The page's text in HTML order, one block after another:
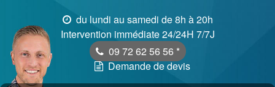
du lundi au samedi de 8h à 20h
Intervention immédiate 24/24H 7/7J
09 72 62 56 56 *
Demande de devis